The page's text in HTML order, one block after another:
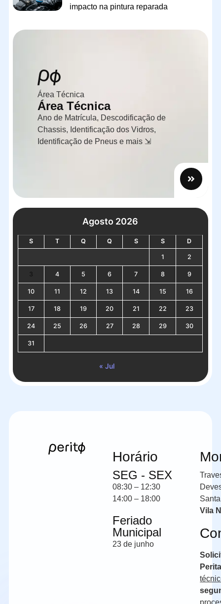
impacto na pintura reparada
Área Técnica
Área Técnica
Ano de Matrícula, Descodificação de
Chassis, Identificação dos Vidros,
Identificação de Pneus e mais ⇲
Agosto 2026
S T Q Q S S D
1 2
3 4 5 6 7 8 9
10 11 12 13 14 15 16
17 18 19 20 21 22 23
24 25 26 27 28 29 30
31
« Jul
Horário
SEG - SEX
08:30 – 12:30
14:00 – 18:00
Feriado
Municipal
23 de junho
Vila